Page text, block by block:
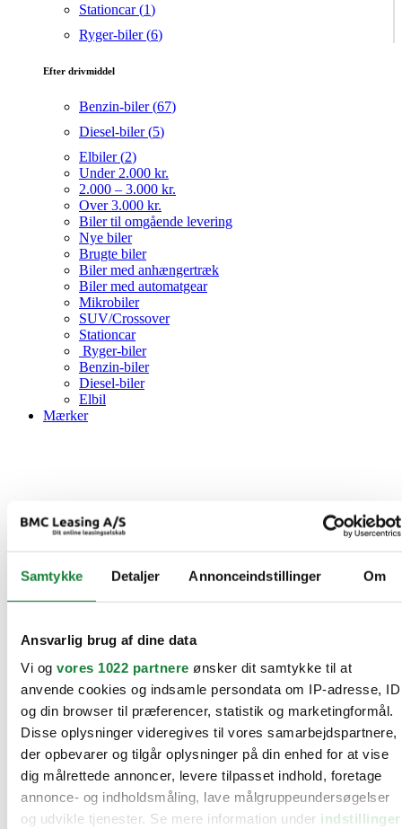
Samtykke Detaljer Annonceindstillinger Om
Ansvarlig brug af dine data
Vi og vores 1022 partnere ønsker dit samtykke til at
anvende cookies og indsamle persondata om IP-adresse, ID
og din browser til præferencer, statistik og marketingformål.
Disse oplysninger videregives til vores samarbejdspartnere,
der opbevarer og tilgår oplysninger på din enhed for at vise
dig målrettede annoncer, levere tilpasset indhold, foretage
annonce- og indholdsmåling, lave målgruppeundersøgelser
og udvikle tjenester. Se mere information under indstillinger
Stationcar (1)
Ryger-biler (6)
Efter drivmiddel
Benzin-biler (67)
Diesel-biler (5)
Elbiler (2)
Under 2.000 kr.
2.000 – 3.000 kr.
Over 3.000 kr.
Biler til omgående levering
Nye biler
Brugte biler
Biler med anhængertræk
Biler med automatgear
Mikrobiler
SUV/Crossover
Stationcar
Ryger-biler
Benzin-biler
Diesel-biler
Elbil
Mærker